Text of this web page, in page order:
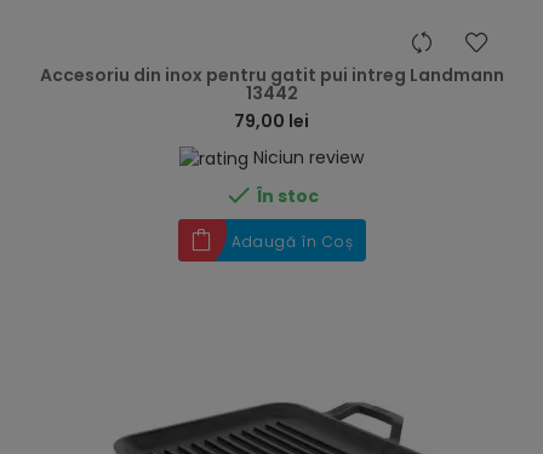
Accesoriu din inox pentru gatit pui intreg Landmann
13442
79,00 lei
Niciun review
 În stoc
Adaugă în Coș